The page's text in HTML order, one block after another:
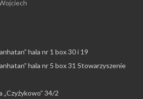
hala nr 1 box 30 i 19
hala nr 5 box 31 Stowarzyszenie
„Czyżykowo” 34/2